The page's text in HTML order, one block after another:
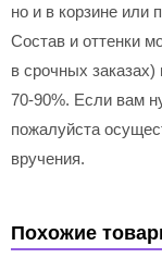
но и в корзине или
Состав и оттенки
в срочных
70-90%. Если вам
пожалуйста
вручения.
Похожие